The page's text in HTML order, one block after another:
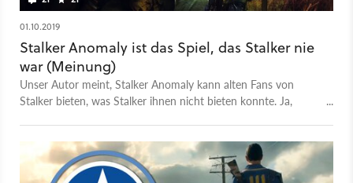
01.10.2019
Stalker Anomaly ist das Spiel, das Stalker nie
war (Meinung)
Unser Autor meint, Stalker Anomaly kann alten Fans von
Stalker bieten, was Stalker ihnen nicht bieten konnte. Ja,